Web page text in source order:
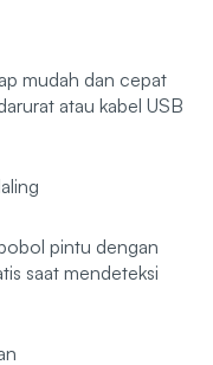
mudah dan cepat
atau kabel USB
pintu dengan
saat mendeteksi